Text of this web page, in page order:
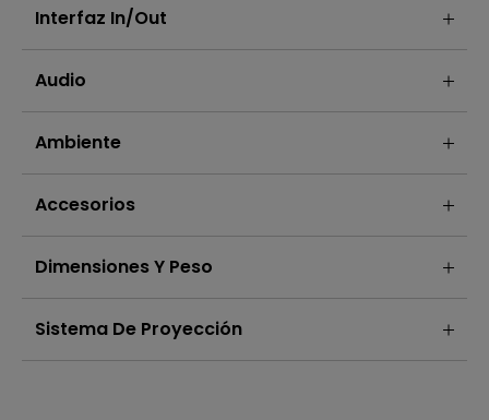
Interfaz In/out
Audio
Ambiente
Accesorios
Dimensiones Y Peso
Sistema De Proyección